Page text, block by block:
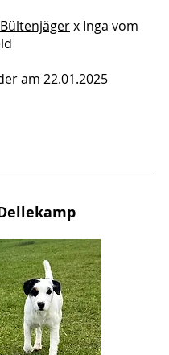
x Inga vom
am 22.01.2025